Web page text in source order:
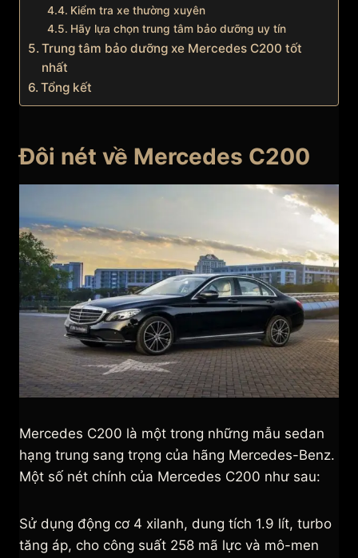
Kiểm tra xe thường xuyên
Hãy lựa chọn trung tâm bảo dưỡng uy tín
Trung tâm bảo dưỡng xe Mercedes C200 tốt
nhất
Tổng kết
Đôi nét về Mercedes C200
Mercedes C200 là một trong những mẫu sedan
hạng trung sang trọng của hãng Mercedes-Benz.
Một số nét chính của Mercedes C200 như sau:
Sử dụng động cơ 4 xilanh, dung tích 1.9 lít, turbo
tăng áp, cho công suất 258 mã lực và mô-men